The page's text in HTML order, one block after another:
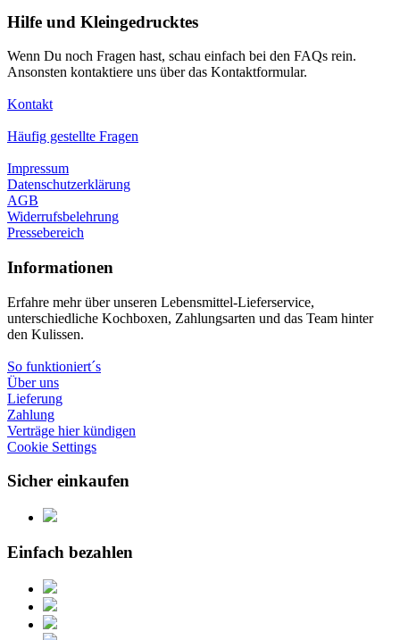
Hilfe und Kleingedrucktes
Wenn Du noch Fragen hast, schau einfach bei den FAQs rein.
Ansonsten kontaktiere uns über das Kontaktformular.
Kontakt
Häufig gestellte Fragen
Impressum
Datenschutzerklärung
AGB
Widerrufsbelehrung
Pressebereich
Informationen
Erfahre mehr über unseren Lebensmittel-Lieferservice,
unterschiedliche Kochboxen, Zahlungsarten und das Team hinter
den Kulissen.
So funktioniert´s
Über uns
Lieferung
Zahlung
Verträge hier kündigen
Cookie Settings
Sicher einkaufen
Einfach bezahlen